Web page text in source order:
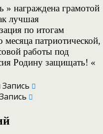
награждена грамотой
лучшая
по итогам
месяца патриотической,
работы под
Родину защищать! «